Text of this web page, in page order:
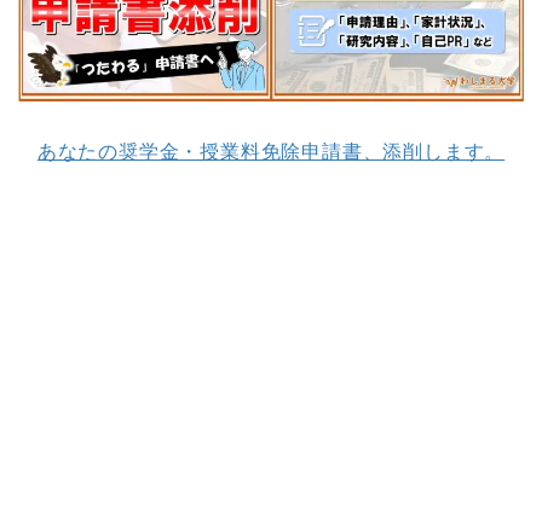
あなたの奨学金・授業料免除申請書、添削します。